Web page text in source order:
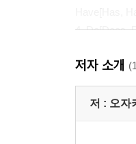
4. Do[Does,
Do[Does,
Yes/No로 대
저자 소개
저 : 오자